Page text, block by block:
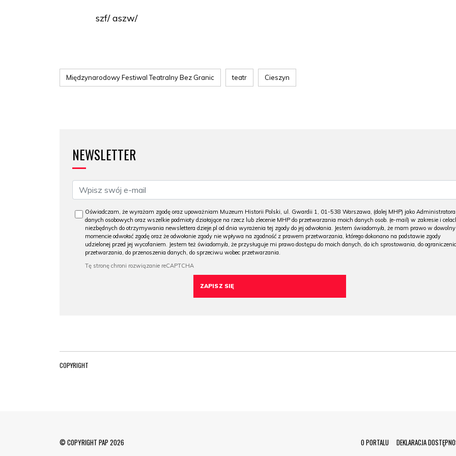
szf/ aszw/
Międzynarodowy Festiwal Teatralny Bez Granic teatr Cieszyn
NEWSLETTER
Oświadczam, że wyrażam zgodę oraz upoważniam Muzeum Historii Polski, ul. Gwardii 1, 01-538 Warszawa, (dalej MHP) jako Administratora
danych osobowych oraz wszelkie podmioty działające na rzecz lub zlecenie MHP do przetwarzania moich danych osob. (e-mail) w zakresie i
niezbędnych do otrzymywania newslettera dzieje.pl od dnia wyrażenia tej zgody do jej odwołania. Jestem świadomy/a, że mam prawo w
momencie odwołać zgodę oraz że odwołanie zgody nie wpływa na zgodność z prawem przetwarzania, którego dokonano na podstawie zgody
udzielonej przed jej wycofaniem. Jestem też świadomy/a, że przysługuje mi prawo dostępu do moich danych, do ich sprostowania, do
przetwarzania, do przenoszenia danych, do sprzeciwu wobec przetwarzania.
COPYRIGHT
© COPYRIGHT PAP 2026 Menu Footer
O PORTALU DEKLARACJA